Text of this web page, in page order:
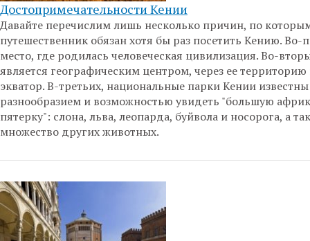
Достопримечательности Кении
Давайте перечислим лишь несколько причин, по
путешественник обязан хотя бы раз посетить Кению. Во-
место, где родилась человеческая цивилизация. Во-
является географическим центром, через ее
экватор. В-третьих, национальные парки Кении
разнообразием и возможностью увидеть "большую
пятерку": слона, льва, леопарда, буйвола и носорога, а
множество других животных.